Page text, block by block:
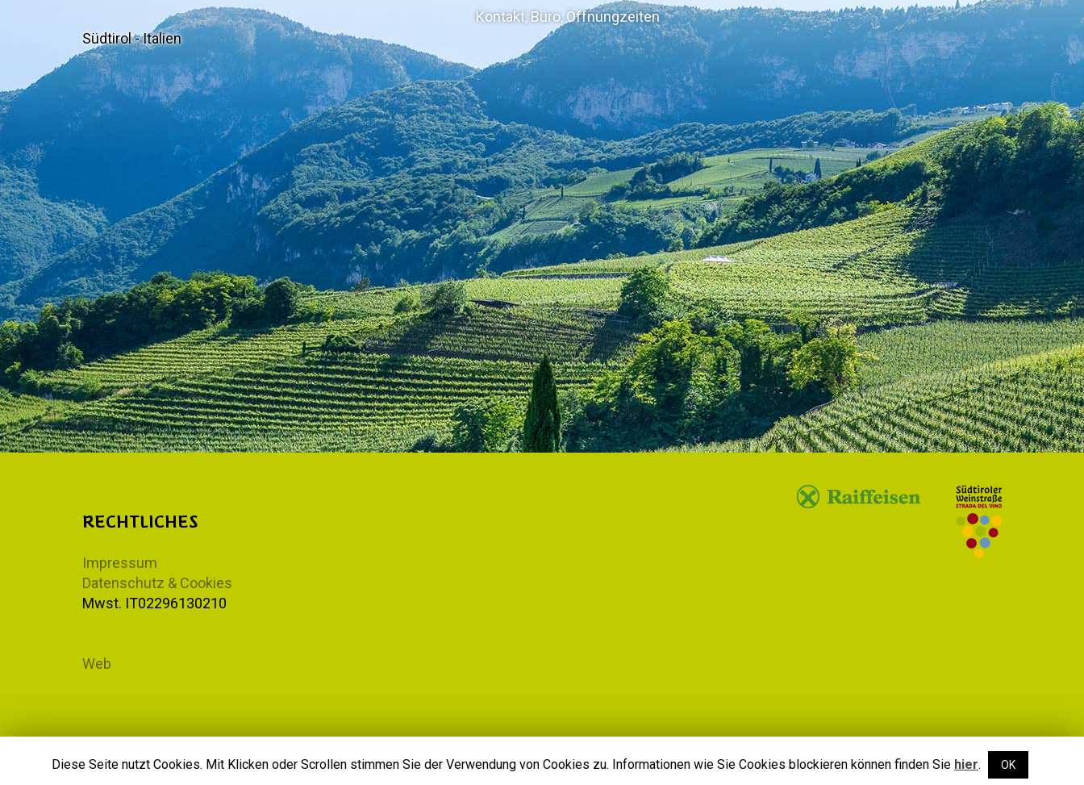
Südtirol - Italien
Kontakt, Büro, Öffnungzeiten
RECHTLICHES
Impressum
Datenschutz & Cookies
Mwst. IT02296130210
Web
Diese Seite nutzt Cookies. Mit Klicken oder Scrollen stimmen Sie der Verwendung von Cookies zu. Informationen wie Sie Cookies blockieren können finden Sie hier. OK